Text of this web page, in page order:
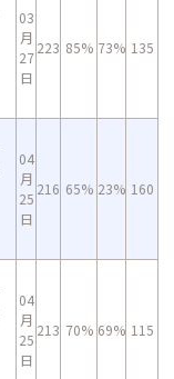
03
月
27
日
223 85% 73% 135
04
月
25
日
216 65% 23% 160
04
月
25
日
213 70% 69% 115